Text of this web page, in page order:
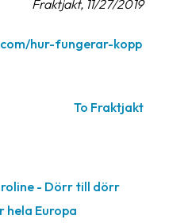
Fraktjakt, 11/27/2019
hur-fungerar-kopp
To Fraktjakt
- Dörr till dörr
hela Europa